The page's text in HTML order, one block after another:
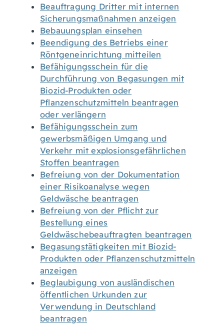
Beauftragung Dritter mit internen
Sicherungsmaßnahmen anzeigen
Bebauungsplan einsehen
Beendigung des Betriebs einer
Röntgeneinrichtung mitteilen
Befähigungsschein für die
Durchführung von Begasungen mit
Biozid-Produkten oder
Pflanzenschutzmitteln beantragen
oder verlängern
Befähigungsschein zum
gewerbsmäßigen Umgang und
Verkehr mit explosionsgefährlichen
Stoffen beantragen
Befreiung von der Dokumentation
einer Risikoanalyse wegen
Geldwäsche beantragen
Befreiung von der Pflicht zur
Bestellung eines
Geldwäschebeauftragten beantragen
Begasungstätigkeiten mit Biozid-
Produkten oder Pflanzenschutzmitteln
anzeigen
Beglaubigung von ausländischen
öffentlichen Urkunden zur
Verwendung in Deutschland
beantragen